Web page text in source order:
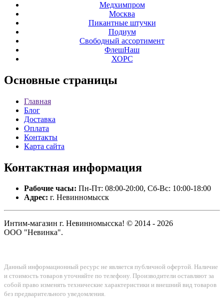
Медхимпром
Москва
Пикантные штучки
Подиум
Свободный ассортимент
ФлешНаш
ХОРС
Основные страницы
Главная
Блог
Доставка
Оплата
Контакты
Карта сайта
Контактная информация
Рабочие часы: Пн-Пт: 08:00-20:00, Сб-Вс: 10:00-18:00
Адрес: г. Невинномысск
Интим-магазин г. Невинномысска! © 2014 - 2026
ООО "Невинка".
Данный информационный ресурс не является публичной офертой. Наличие
и стоимость товаров уточняйте по телефону. Производители оставляют за
собой право изменять технические характеристики и внешний вид товаров
без предварительного уведомления.